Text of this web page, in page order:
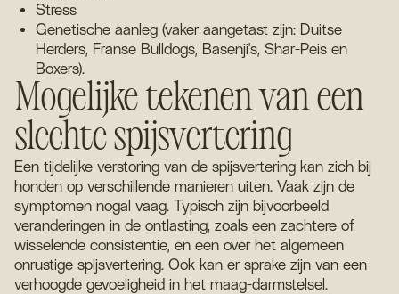
Stress
Genetische aanleg (vaker aangetast zijn: Duitse
Herders, Franse Bulldogs, Basenji's, Shar-Peis en
Boxers).
Mogelijke tekenen van een
slechte spijsvertering
Een tijdelijke verstoring van de spijsvertering kan zich bij
honden op verschillende manieren uiten. Vaak zijn de
symptomen nogal vaag. Typisch zijn bijvoorbeeld
veranderingen in de ontlasting, zoals een zachtere of
wisselende consistentie, en een over het algemeen
onrustige spijsvertering. Ook kan er sprake zijn van een
verhoogde gevoeligheid in het maag-darmstelsel.